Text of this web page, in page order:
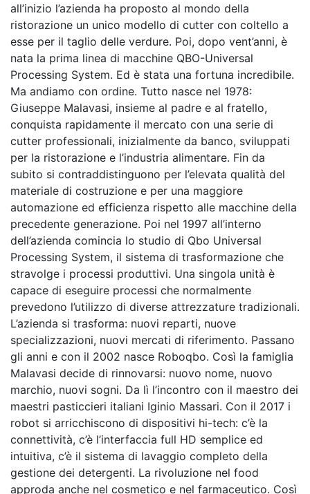
all’inizio l’azienda ha proposto al mondo della
ristorazione un unico modello di cutter con coltello a
esse per il taglio delle verdure. Poi, dopo vent’anni, è
nata la prima linea di macchine QBO-Universal
Processing System. Ed è stata una fortuna incredibile.
Ma andiamo con ordine. Tutto nasce nel 1978:
Giuseppe Malavasi, insieme al padre e al fratello,
conquista rapidamente il mercato con una serie di
cutter professionali, inizialmente da banco, sviluppati
per la ristorazione e l’industria alimentare. Fin da
subito si contraddistinguono per l’elevata qualità del
materiale di costruzione e per una maggiore
automazione ed efficienza rispetto alle macchine della
precedente generazione. Poi nel 1997 all’interno
dell’azienda comincia lo studio di Qbo Universal
Processing System, il sistema di trasformazione che
stravolge i processi produttivi. Una singola unità è
capace di eseguire processi che normalmente
prevedono l’utilizzo di diverse attrezzature tradizionali.
L’azienda si trasforma: nuovi reparti, nuove
specializzazioni, nuovi mercati di riferimento. Passano
gli anni e con il 2002 nasce Roboqbo. Così la famiglia
Malavasi decide di rinnovarsi: nuovo nome, nuovo
marchio, nuovi sogni. Da lì l’incontro con il maestro dei
maestri pasticcieri italiani Iginio Massari. Con il 2017 i
robot si arricchiscono di dispositivi hi-tech: c’è la
connettività, c’è l’interfaccia full HD semplice ed
intuitiva, c’è il sistema di lavaggio completo della
gestione dei detergenti. La rivoluzione nel food
approda anche nel cosmetico e nel farmaceutico. Così